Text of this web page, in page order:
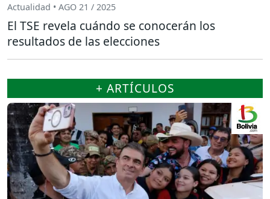
Actualidad • AGO 21 / 2025
El TSE revela cuándo se conocerán los
resultados de las elecciones
+ ARTÍCULOS